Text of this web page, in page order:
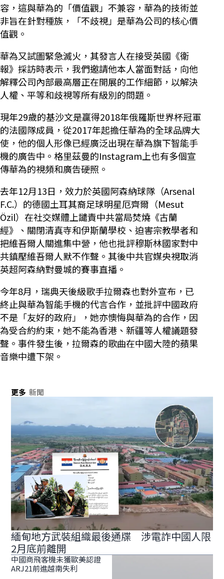
容，這與華為的「價值觀」不兼容，華為的技術並
非旨在針對種族，「不歧視」是華為公司的核心價
值觀。
華為又試圖緊急滅火，其發言人在接受英國《衛
報》採訪時表示，我們邀請他本人當面對話，向他
解釋公司內部最高層正在開展的工作細節，以解決
人權、平等和歧視等所有級別的問題。
現年29歲的基沙文是贏得2018年俄羅斯世界杯冠軍
的法國隊成員，從2017年起擔任華為的全球品牌大
使，他的個人形像已經廣泛出現在華為旗下智能手
機的廣告中。格里茲曼的Instagram上也有多個宣
傳華為的視頻和廣告硬照。
去年12月13日，效力於英國阿森納球隊（Arsenal
F.C.）的德國土耳其裔足球明星厄齊爾（Mesut
Özil）在社交媒體上譴責中共當局焚燒《古蘭
經》、關閉清真寺和伊斯蘭學校、迫害宗教學者和
把維吾爾人關進集中營，他也批評穆斯林國家對中
共鎮壓維吾爾人默不作聲。其後中共官媒央視取消
英超阿森納對曼城的賽事直播。
今年8月，瑞典天後級歌手拉爾森也對外宣布，已
終止與華為智能手機的代言合作，並批評中國政府
不是「友好的政府」，她亦懊悔與華為的合作，因
為受合約約束，她不能為香港、新疆等人權議題發
聲。事件發生後，拉爾森的歌曲在中國大陸的蘋果
音樂中遭下架。
更多 新聞
緬甸地方武裝組織最後通牒 涉電詐中國人限
2月底前離開
中國商飛客機未獲歐美認證
ARJ21前進越南失利